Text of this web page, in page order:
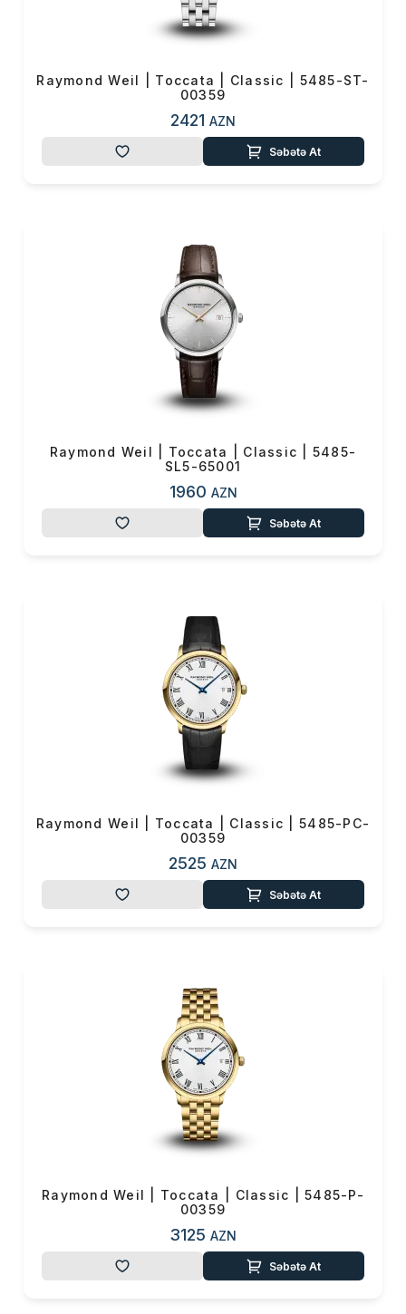
Raymond Weil | Toccata | Classic | 5485-ST-
00359
2421 AZN
Səbətə At
Raymond Weil | Toccata | Classic | 5485-
SL5-65001
1960 AZN
Səbətə At
Raymond Weil | Toccata | Classic | 5485-PC-
00359
2525 AZN
Səbətə At
Raymond Weil | Toccata | Classic | 5485-P-
00359
3125 AZN
Səbətə At
(0)
Yekun məbləğ 0 ₼
Alış-verişə davam et
OK